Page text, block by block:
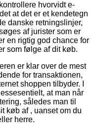
hvorvidt e-
at det er et kendetegn
danske retningslinjer,
af jurister som er
en rigtig god chance for
som følge af dit køb.
er klar over de mest
for transaktionen,
shoppen tilbyder. I
at man når
således man til
køb af , uanset om du
herre.